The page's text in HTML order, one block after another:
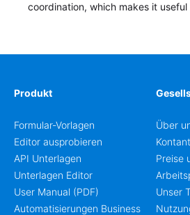
coordination, which makes it
notes, participation preferences,
Produkt
Formular-Vorlagen
Editor ausprobieren
API Unterlagen
Unterlagen Editor
User Manual (PDF)
Automatisierungen Business
Über
Preise
Unser